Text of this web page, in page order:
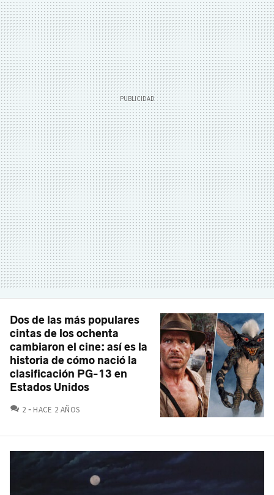
Dos de las más populares
cintas de los ochenta
cambiaron el cine: así es la
historia de cómo nació la
clasificación PG-13 en
Estados Unidos
2 COMENTARIOS
HACE 2 AÑOS